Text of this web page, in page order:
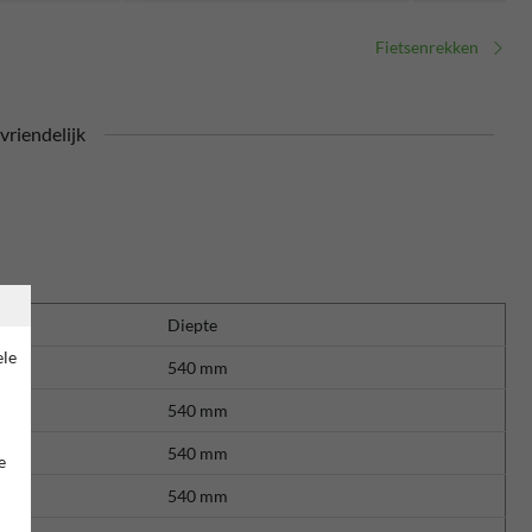
Fietsenrekken
Diepte
540 mm
540 mm
540 mm
540 mm